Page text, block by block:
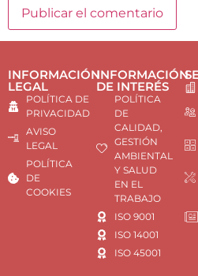
INFORMACIÓN
LEGAL
POLÍTICA DE
PRIVACIDAD
AVISO
LEGAL
POLÍTICA
DE
COOKIES
INFORMACIÓN
DE INTERÉS
POLÍTICA
DE
CALIDAD,
GESTIÓN
AMBIENTAL
Y SALUD
EN EL
TRABAJO
ISO 9001
ISO 14001
ISO 45001